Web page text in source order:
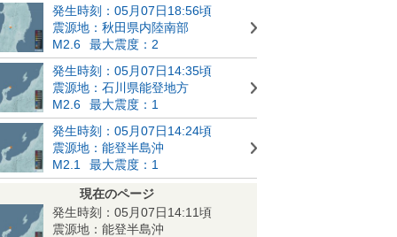
発生時刻：05月07日18:56頃
震源地：秋田県内陸南部
M2.6
最大震度：2
発生時刻：05月07日14:35頃
震源地：石川県能登地方
M2.6
最大震度：1
発生時刻：05月07日14:24頃
震源地：能登半島沖
M2.1
最大震度：1
現在のページ
発生時刻：05月07日14:11頃
震源地：能登半島沖